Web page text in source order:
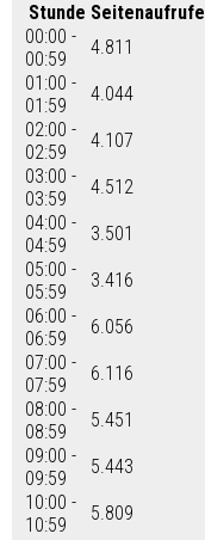
Stunde Seitenaufrufe
00:00 -
00:59
4.811
01:00 -
01:59
4.044
02:00 -
02:59
4.107
03:00 -
03:59
4.512
04:00 -
04:59
3.501
05:00 -
05:59
3.416
06:00 -
06:59
6.056
07:00 -
07:59
6.116
08:00 -
08:59
5.451
09:00 -
09:59
5.443
10:00 -
10:59
5.809